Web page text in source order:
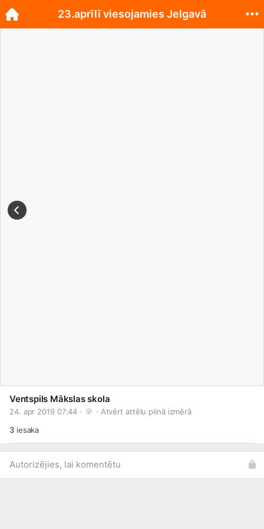
Ventspils Mākslas skola
24. apr 2019 07:44 · · Atvērt attēlu pilnā izmērā
3iesaka
Autorizējies, lai komentētu
23.aprīlī viesojamies Jelgavā